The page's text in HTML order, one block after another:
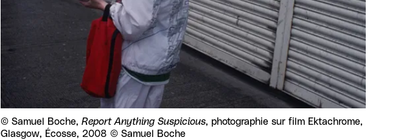
Droits réservés :
© Samuel Boche, Report Anything Suspicious, photographie sur film Ektachrome,
Glasgow, Écosse, 2008 © Samuel Boche